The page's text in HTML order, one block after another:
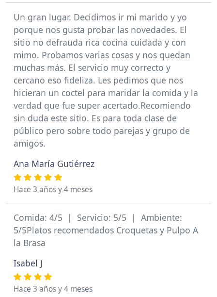
Un gran lugar. Decidimos ir mi marido y yo
porque nos gusta probar las novedades. El
sitio no defrauda rica cocina cuidada y con
mimo. Probamos varias cosas y nos quedan
muchas más. El servicio muy correcto y
cercano eso fideliza. Les pedimos que nos
hicieran un coctel para maridar la comida y la
verdad que fue super acertado.Recomiendo
sin duda este sitio. Es para toda clase de
público pero sobre todo parejas y grupo de
amigos.
Ana María Gutiérrez
Hace 3 años y 4 meses
Comida: 4/5 | Servicio: 5/5 | Ambiente:
5/5Platos recomendados Croquetas y Pulpo A
la Brasa
Isabel J
Hace 3 años y 4 meses